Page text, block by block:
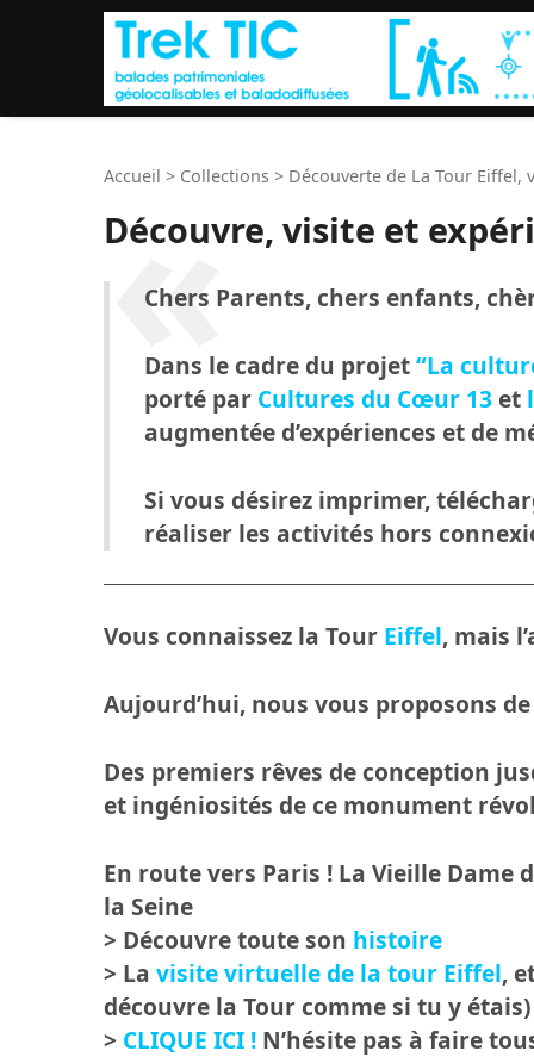
Accueil > Collections > Découverte de La Tour Eiffel,
Découvre, visite et
Chers Parents, chers enfants,
Dans le cadre du projet“La
porté par Cultures du Cœur 13et
augmentée d’expériences et de
Si vous désirez imprimer,
réaliser les activités hors
Vous connaissez la Tour Eiffel, mais
Aujourd’hui, nous vous proposons
Des premiers rêves de conception
et ingéniosités de ce monument
En route vers Paris ! La Vieille Dame
la Seine
> Découvre toute son histoire
> La visite virtuelle de la tour Eiffel,
découvre la Tour comme si tu y étais)
> CLIQUE ICI ! N’hésite pas à faire